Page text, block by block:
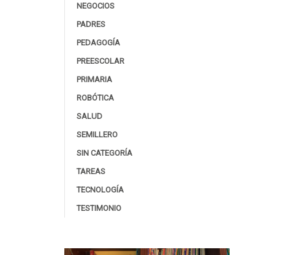
NEGOCIOS
PADRES
PEDAGOGÍA
PREESCOLAR
PRIMARIA
ROBÓTICA
SALUD
SEMILLERO
SIN CATEGORÍA
TAREAS
TECNOLOGÍA
TESTIMONIO